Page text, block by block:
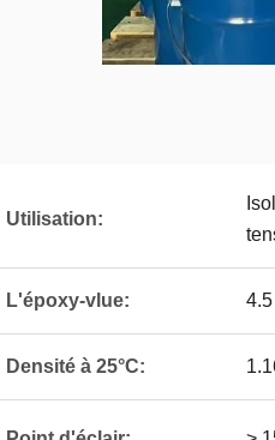
Utilisation:
L'époxy-vlue:
Densité à 25°C: